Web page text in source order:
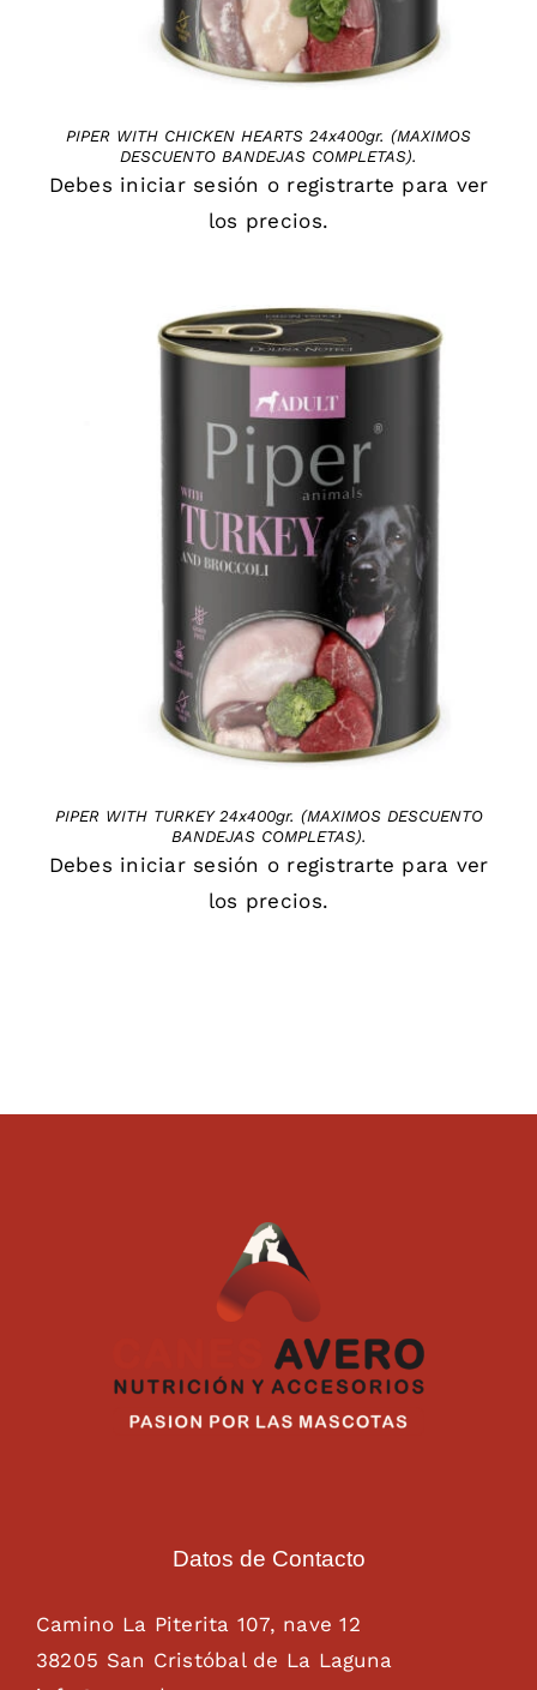
PIPER WITH CHICKEN HEARTS 24x400gr. (MAXIMOS
DESCUENTO BANDEJAS COMPLETAS).
Debes iniciar sesión o registrarte para ver
los precios.
DETAILS
PIPER WITH TURKEY 24x400gr. (MAXIMOS DESCUENTO
BANDEJAS COMPLETAS).
Debes iniciar sesión o registrarte para ver
los precios.
Datos de Contacto
Camino La Piterita 107, nave 12
38205 San Cristóbal de La Laguna